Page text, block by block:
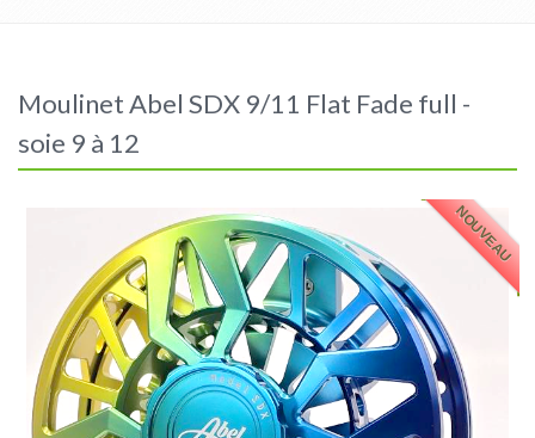
Moulinet Abel SDX 9/11 Flat Fade full -
soie 9 à 12
NOUVEAU